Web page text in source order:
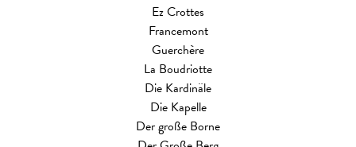
Ez Crottes
Francemont
Guerchère
La Boudriotte
Die Kardinäle
Die Kapelle
Der große Borne